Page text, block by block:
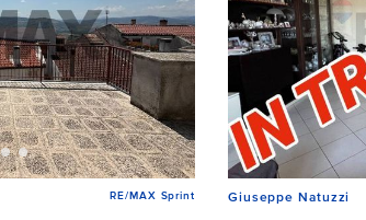
RE/MAX Sprint Giuseppe Natuzzi